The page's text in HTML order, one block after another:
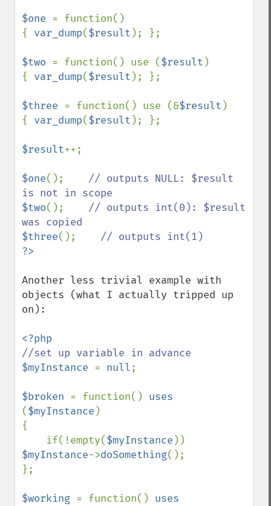
$one = function()
{ var_dump($result ); };
$two = function() use ($result )
{ var_dump($result ); };
$three = function() use (&$result )
{ var_dump($result ); };
$result++;
$one(); // outputs NULL: $result
$two(); // outputs int(0): $result
$three();
Another less trivial example with
objects (what I actually tripped up
on):
$myInstance = null;
$broken = function()
($myInstance )
{
    if(!empty(
$myInstance
$myInstance->doSomething();
};
$working = function()